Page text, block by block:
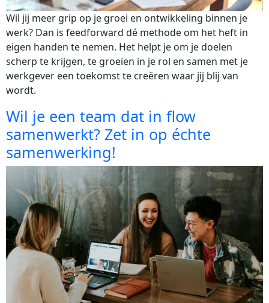
Wil jij meer grip op je groei en ontwikkeling binnen je
werk? Dan is feedforward dé methode om het heft in
eigen handen te nemen. Het helpt je om je doelen
scherp te krijgen, te groeien in je rol en samen met je
werkgever een toekomst te creëren waar jij blij van
wordt.
Wil je een team dat in flow
samenwerkt? Zet in op échte
samenwerking!